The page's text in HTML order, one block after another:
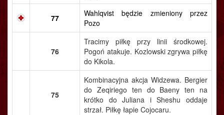
77
Wahlqvist będzie zmieniony przez
Pozo
76
Tracimy piłkę przy linii środkowej.
Pogoń atakuje. Kozlowski zgrywa piłkę
do Kikola.
75
Kombinacyjna akcja Widzewa. Bergier
do Zeqiriego ten do Baeny ten na
krótko do Juliana i Sheshu oddaje
strzał. Piłkę łapie Cojocaru.